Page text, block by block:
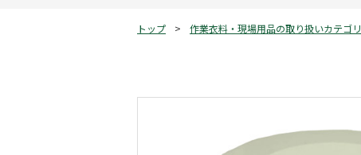
トップ > 作業衣料・現場用品の取り扱いカテゴリ